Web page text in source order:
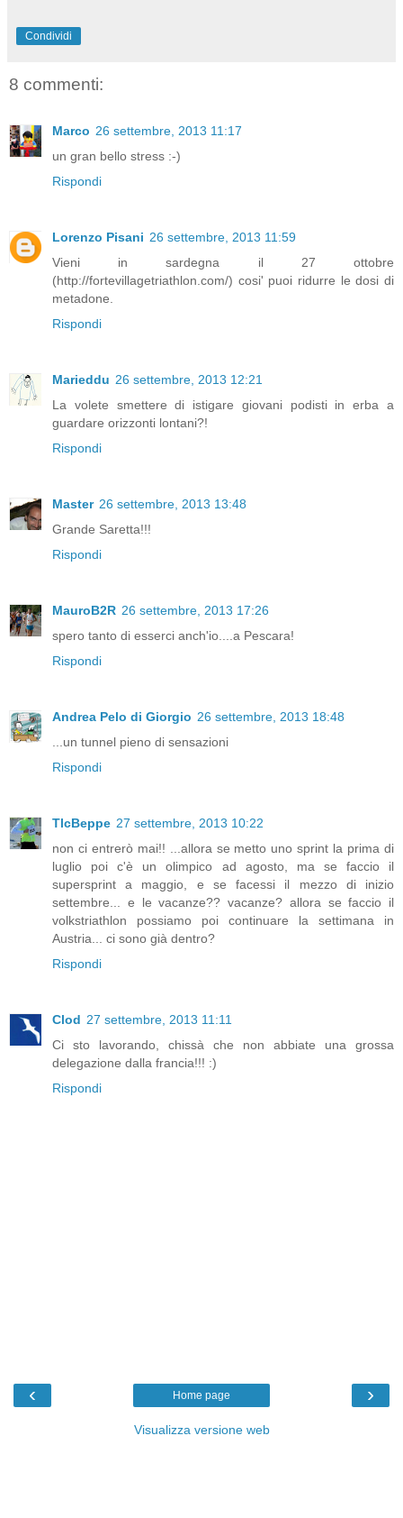
Condividi
8 commenti:
Marco 26 settembre, 2013 11:17
un gran bello stress :-)
Rispondi
Lorenzo Pisani 26 settembre, 2013 11:59
Vieni in sardegna il 27 ottobre
(http://fortevillagetriathlon.com/) cosi' puoi ridurre le dosi di
metadone.
Rispondi
Marieddu 26 settembre, 2013 12:21
La volete smettere di istigare giovani podisti in erba a
guardare orizzonti lontani?!
Rispondi
Master 26 settembre, 2013 13:48
Grande Saretta!!!
Rispondi
MauroB2R 26 settembre, 2013 17:26
spero tanto di esserci anch'io....a Pescara!
Rispondi
Andrea Pelo di Giorgio 26 settembre, 2013 18:48
...un tunnel pieno di sensazioni
Rispondi
TlcBeppe 27 settembre, 2013 10:22
non ci entrerò mai!! ...allora se metto uno sprint la prima di
luglio poi c'è un olimpico ad agosto, ma se faccio il
supersprint a maggio, e se facessi il mezzo di inizio
settembre... e le vacanze?? vacanze? allora se faccio il
volkstriathlon possiamo poi continuare la settimana in
Austria... ci sono già dentro?
Rispondi
Clod 27 settembre, 2013 11:11
Ci sto lavorando, chissà che non abbiate una grossa
delegazione dalla francia!!! :)
Rispondi
‹ ›
Home page
Visualizza versione web